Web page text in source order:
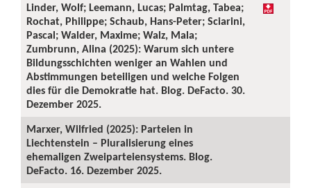
Linder, Wolf; Leemann, Lucas; Palmtag, Tabea;
Rochat, Philippe; Schaub, Hans-Peter; Sciarini,
Pascal; Walder, Maxime; Walz, Mala;
Zumbrunn, Alina (2025): Warum sich untere
Bildungsschichten weniger an Wahlen und
Abstimmungen beteiligen und welche Folgen
dies für die Demokratie hat. Blog. DeFacto. 30.
Dezember 2025.
Marxer, Wilfried (2025): Parteien in
Liechtenstein – Pluralisierung eines
ehemaligen Zweiparteiensystems. Blog.
DeFacto. 16. Dezember 2025.